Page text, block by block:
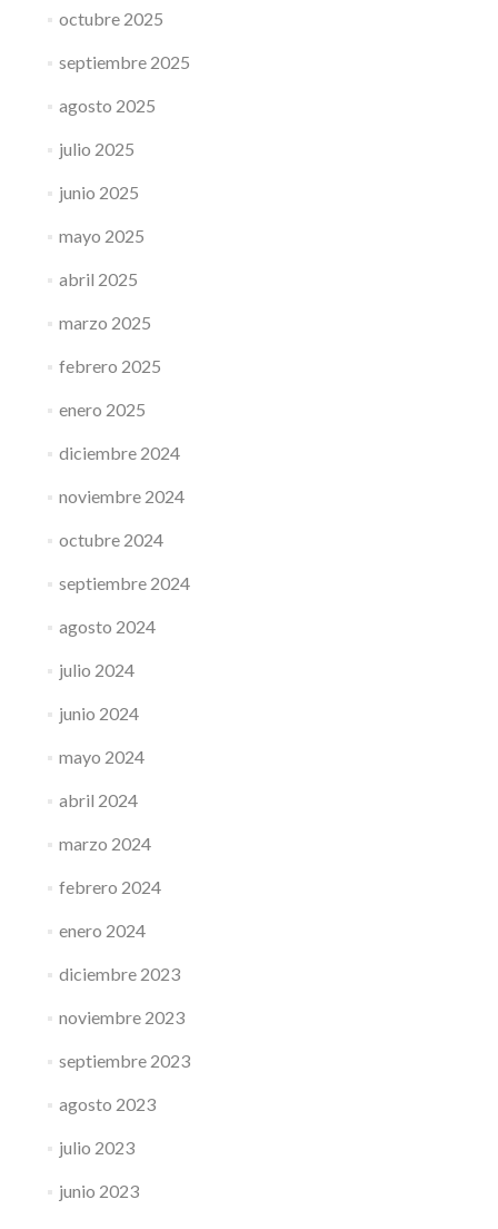
octubre 2025
septiembre 2025
agosto 2025
julio 2025
junio 2025
mayo 2025
abril 2025
marzo 2025
febrero 2025
enero 2025
diciembre 2024
noviembre 2024
octubre 2024
septiembre 2024
agosto 2024
julio 2024
junio 2024
mayo 2024
abril 2024
marzo 2024
febrero 2024
enero 2024
diciembre 2023
noviembre 2023
septiembre 2023
agosto 2023
julio 2023
junio 2023